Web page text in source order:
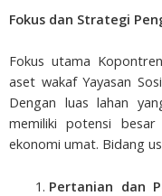
Fokus dan Strategi
Fokus utama
aset wakaf Yayasan
Dengan luas lahan
memiliki potensi
ekonomi umat. Bidang
Pertanian dan